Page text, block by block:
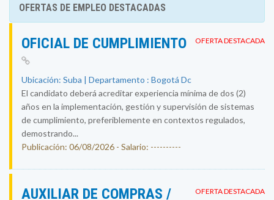
OFERTAS DE EMPLEO DESTACADAS
OFERTA DESTACADA
OFICIAL DE CUMPLIMIENTO
Ubicación: Suba | Departamento : Bogotá Dc
El candidato deberá acreditar experiencia mínima de dos (2)
años en la implementación, gestión y supervisión de sistemas
de cumplimiento, preferiblemente en contextos regulados,
demostrando...
Publicación: 06/08/2026 - Salario: ----------
OFERTA DESTACADA
AUXILIAR DE COMPRAS /